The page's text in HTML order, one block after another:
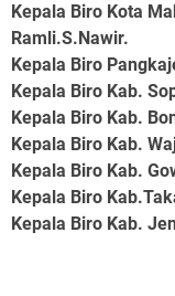
Kepala Biro Kota
Ramli.S.Nawir.
Kepala Biro
Kepala Biro Kab.
Kepala Biro Kab.
Kepala Biro Kab.
Kepala Biro Kab.
Kepala Biro
Kepala Biro Kab.